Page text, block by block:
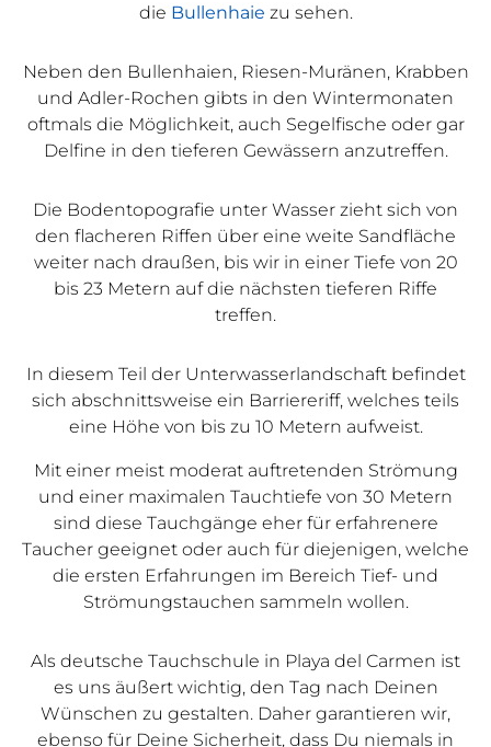
die Bullenhaie zu sehen.
Neben den Bullenhaien, Riesen-Muränen, Krabben
und Adler-Rochen gibts in den Wintermonaten
oftmals die Möglichkeit, auch Segelfische oder gar
Delfine in den tieferen Gewässern anzutreffen.
Die Bodentopografie unter Wasser zieht sich von
den flacheren Riffen über eine weite Sandfläche
weiter nach draußen, bis wir in einer Tiefe von 20
bis 23 Metern auf die nächsten tieferen Riffe
treffen.
In diesem Teil der Unterwasserlandschaft befindet
sich abschnittsweise ein Barriereriff, welches teils
eine Höhe von bis zu 10 Metern aufweist.
Mit einer meist moderat auftretenden Strömung
und einer maximalen Tauchtiefe von 30 Metern
sind diese Tauchgänge eher für erfahrenere
Taucher geeignet oder auch für diejenigen, welche
die ersten Erfahrungen im Bereich Tief- und
Strömungstauchen sammeln wollen.
Als deutsche Tauchschule in Playa del Carmen ist
es uns äußert wichtig, den Tag nach Deinen
Wünschen zu gestalten. Daher garantieren wir,
ebenso für Deine Sicherheit, dass Du niemals in